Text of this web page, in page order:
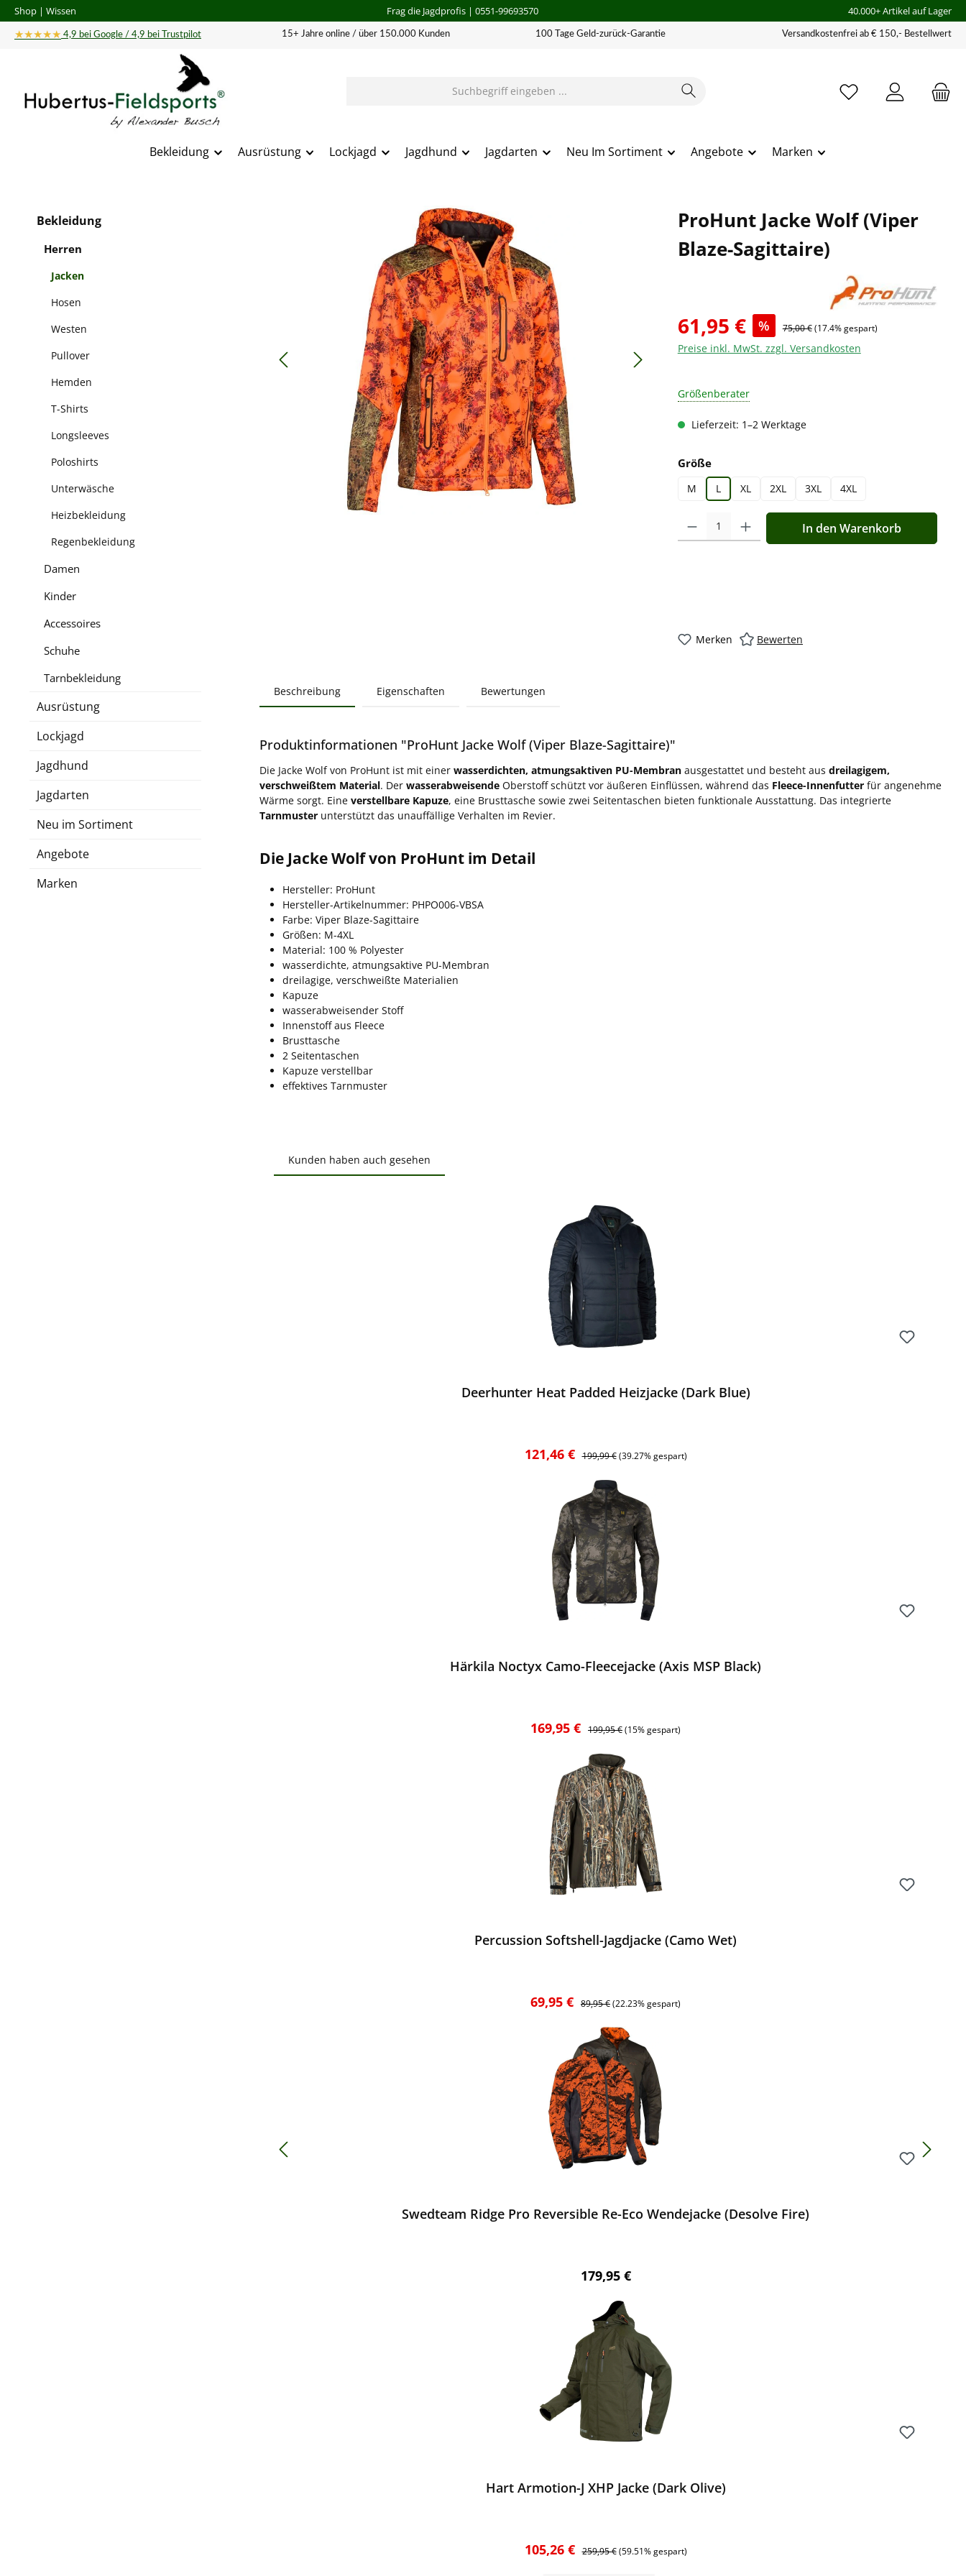
Hauptinhalt springen
Zur Suche springen
Zur Hauptnavigation springen
Shop | Wissen Frag die Jagdprofis| 0551-99693570 40.000+ Artikel auf Lager
★★★★★ 4,9 bei Google / 4,9 bei Trustpilot 15+ Jahre online / über 150.000 Kunden 100 Tage Geld-zurück-Garantie Versandkostenfrei ab € 150,- Bestellwert
Bekleidung Ausrüstung Lockjagd Jagdhund Jagdarten Neu Im Sortiment Angebote Marken
Bekleidung
Herren
Jacken
Hosen
Westen
Pullover
Hemden
T-Shirts
Longsleeves
Poloshirts
Unterwäsche
Heizbekleidung
Regenbekleidung
Damen
Kinder
Accessoires
Schuhe
Tarnbekleidung
Ausrüstung
Lockjagd
Jagdhund
Jagdarten
Neu im Sortiment
Angebote
Marken
ProHunt Jacke Wolf (Viper
Blaze-Sagittaire)
61,95 € % 75,00 €(17.4% gespart)
Preise inkl. MwSt. zzgl. Versandkosten
Größenberater
Lieferzeit: 1–2 Werktage
Größeauswählen
M L XL 2XL 3XL 4XL
Produkt Anzahl: Gib den gewünschten Wert ein oder
In den Warenkorb
Merken Bewerten
Beschreibung Eigenschaften Bewertungen
Produktinformationen "ProHunt Jacke Wolf (Viper Blaze-Sagittaire)"
Die Jacke Wolf von ProHunt ist mit einer wasserdichten, atmungsaktiven PU-Membran ausgestattet und besteht aus dreilagigem,
verschweißtem Material. Der wasserabweisende Oberstoff schützt vor äußeren Einflüssen, während das Fleece-Innenfutter für angenehme
Wärme sorgt. Eine verstellbare Kapuze, eine Brusttasche sowie zwei Seitentaschen bieten funktionale Ausstattung. Das integrierte
Tarnmuster unterstützt das unauffällige Verhalten im Revier.
Die Jacke Wolf von ProHunt im Detail
Hersteller: ProHunt
Hersteller-Artikelnummer: PHPO006-VBSA
Farbe: Viper Blaze-Sagittaire
Größen: M-4XL
Material: 100 % Polyester
wasserdichte, atmungsaktive PU-Membran
dreilagige, verschweißte Materialien
Kapuze
wasserabweisender Stoff
Innenstoff aus Fleece
Brusttasche
2 Seitentaschen
Kapuze verstellbar
effektives Tarnmuster
Kunden haben auch gesehen
Deerhunter Heat Padded Heizjacke (Dark Blue)
Verkaufspreis:
121,46 € Regulärer Preis:
199,99 € (39.27% gespart)
Härkila Noctyx Camo-Fleecejacke (Axis MSP Black)
Verkaufspreis:
169,95 € Regulärer Preis:
199,95 €(15% gespart)
Percussion Softshell-Jagdjacke (Camo Wet)
Verkaufspreis:
69,95 € Regulärer Preis:
89,95 €(22.23% gespart)
Swedteam Ridge Pro Reversible Re-Eco Wendejacke (Desolve Fire)
Regulärer Preis:
179,95 €
Hart Armotion-J XHP Jacke (Dark Olive)
Verkaufspreis:
105,26 € Regulärer Preis:
259,95 € (59.51% gespart)